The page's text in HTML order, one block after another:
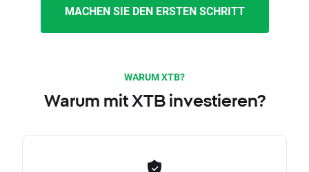
MACHEN SIE DEN ERSTEN SCHRITT
WARUM XTB?
Warum mit XTB investieren?